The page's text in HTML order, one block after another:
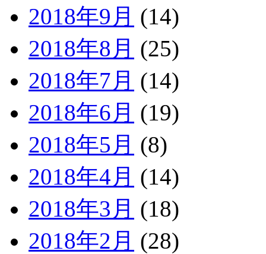
2018年9月 (14)
2018年8月 (25)
2018年7月 (14)
2018年6月 (19)
2018年5月 (8)
2018年4月 (14)
2018年3月 (18)
2018年2月 (28)